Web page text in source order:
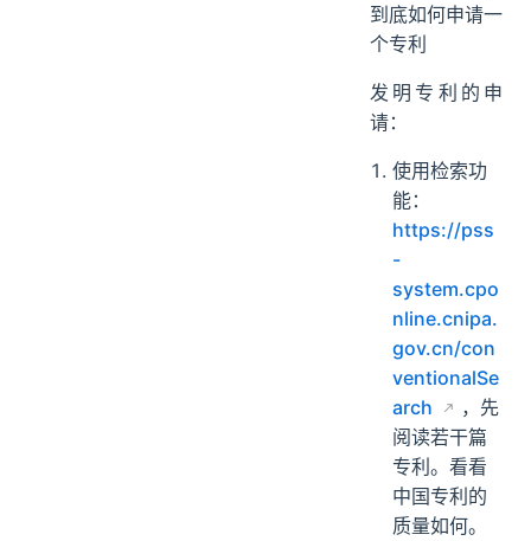
到底如何申请一
个专利
发明专利的申
请：
使用检索功
能：
https://pss
-
system.cpo
nline.cnipa.
gov.cn/con
ventionalSe
arch
，先
阅读若干篇
专利。看看
中国专利的
质量如何。